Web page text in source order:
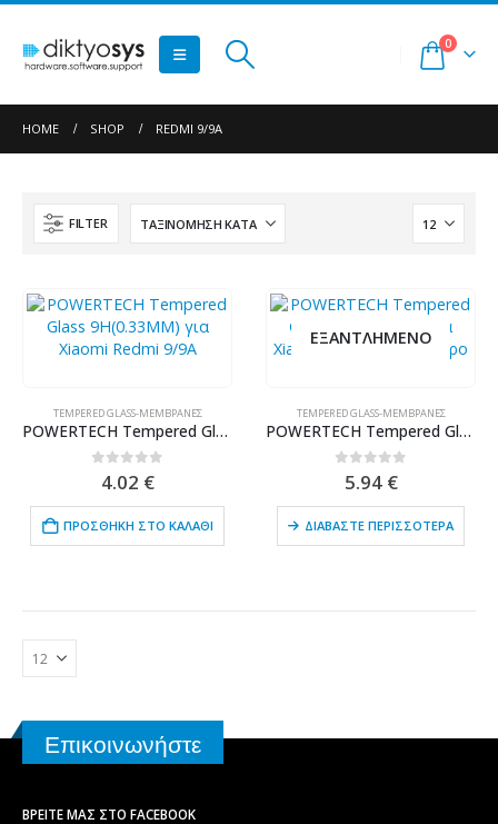
0
HOME SHOP REDMI 9/9A
FILTER
TEMPERED GLASS-ΜΕΜΒΡΆΝΕΣ
POWERTECH Tempered Glass 9H(0.33MM) για Xiaomi Redmi 9/9A
out of 5
4.02 €
ΠΡΟΣΘΉΚΗ ΣΤΟ ΚΑΛΆΘΙ
ΕΞΑΝΤΛΗΜΈΝΟ
TEMPERED GLASS-ΜΕΜΒΡΆΝΕΣ
POWERTECH Tempered Glass 5D, full glue, για Xiaomi Redmi 9/9A, μαύρο
out of 5
5.94 €
ΔΙΑΒΆΣΤΕ ΠΕΡΙΣΣΌΤΕΡΑ
Επικοινωνήστε
ΒΡΕΊΤΕ ΜΑΣ ΣΤΟ FACEBOOK